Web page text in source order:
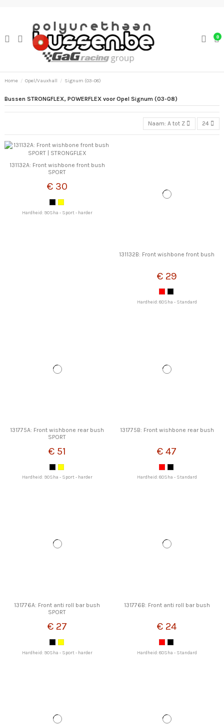
0
Home Opel/Vauxhall Signum (03-08)
Bussen STRONGFLEX, POWERFLEX voor Opel Signum (03-08)
Naam: A tot Z 24
131132A: Front wishbone front bush
SPORT
€ 30
Hardheid: 90Sha - Sport - harder
131132B: Front wishbone front bush
€ 29
Hardheid: 80Sha - Standard
131775A: Front wishbone rear bush
SPORT
€ 51
Hardheid: 90Sha - Sport - harder
131775B: Front wishbone rear bush
€ 47
Hardheid: 80Sha - Standard
131776A: Front anti roll bar bush
SPORT
€ 27
Hardheid: 90Sha - Sport - harder
131776B: Front anti roll bar bush
€ 24
Hardheid: 80Sha - Standard